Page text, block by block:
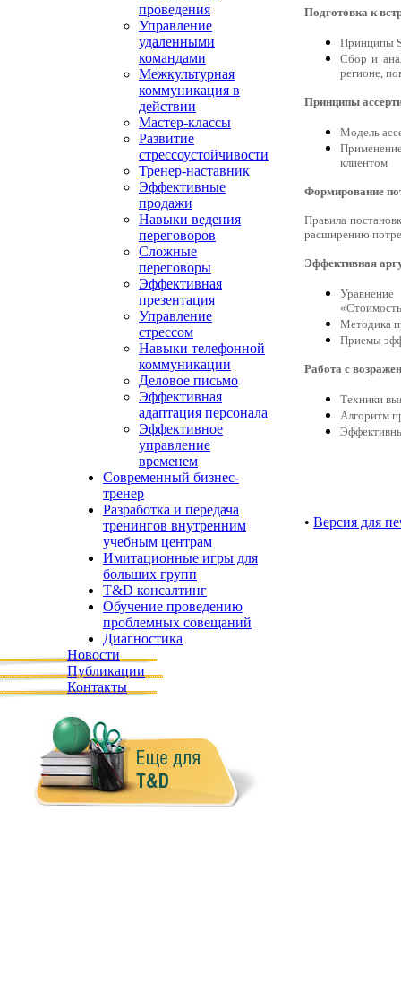
проведения
Управление
удаленными
командами
Межкультурная
коммуникация в
действии
Мастер-классы
Развитие
стрессоустойчивости
Тренер-наставник
Эффективные
продажи
Навыки ведения
переговоров
Сложные
переговоры
Эффективная
презентация
Управление
стрессом
Навыки телефонной
коммуникации
Деловое письмо
Эффективная
адаптация персонала
Эффективное
управление
временем
Современный бизнес-
тренер
Разработка и передача
тренингов внутренним
учебным центрам
Имитационные игры для
больших групп
T&D консалтинг
Обучение проведению
проблемных совещаний
Диагностика
Новости
Публикации
Контакты
Подготовка к
Принципы
Сбор и
регионе,
Принципы
Модель
клиентом
Формирование
Правила
расширению
Эффективная
Методика
Приемы
Работа с
Техники
Алгоритм
• Версия для